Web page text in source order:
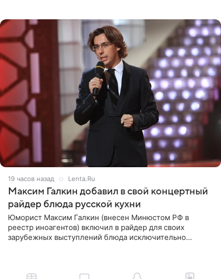
19 часов назад Lenta.Ru
Максим Галкин добавил в свой концертный
райдер блюда русской кухни
Юморист Максим Галкин (внесен Минюстом РФ в
реестр иноагентов) включил в райдер для своих
зарубежных выступлений блюда исключительно